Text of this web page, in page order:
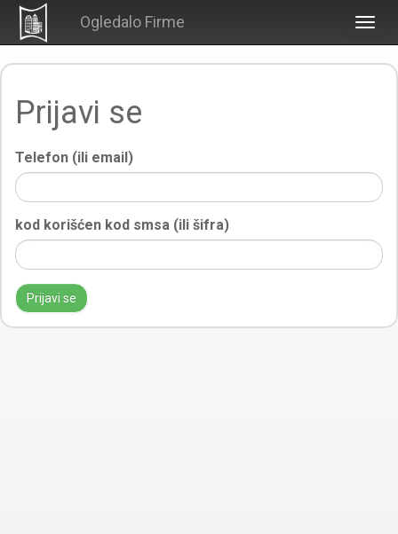
Ogledalo Firme
Prijavi se
Telefon (ili email)
kod korišćen kod smsa (ili šifra)
Prijavi se